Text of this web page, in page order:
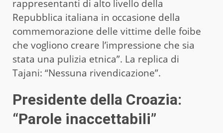
rappresentanti di alto livello della
Repubblica italiana in occasione della
commemorazione delle vittime delle foibe
che vogliono creare l’impressione che sia
stata una pulizia etnica”. La replica di
Tajani: “Nessuna rivendicazione”.
Presidente della Croazia:
“Parole inaccettabili”